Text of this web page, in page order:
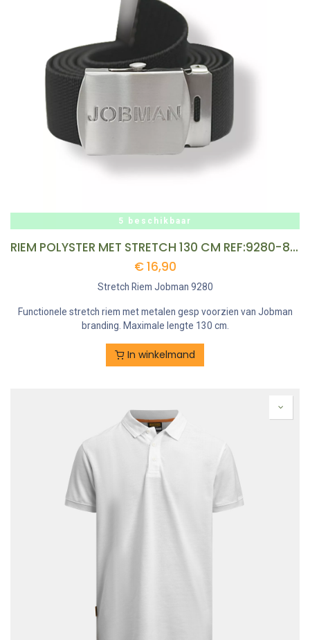
5 beschikbaar
RIEM POLYSTER MET STRETCH 130 CM REF:9280-8 JOBMAN
€16,90
Stretch Riem Jobman 9280
Functionele stretch riem met metalen gesp voorzien van Jobman
branding. Maximale lengte 130 cm.
In winkelmand